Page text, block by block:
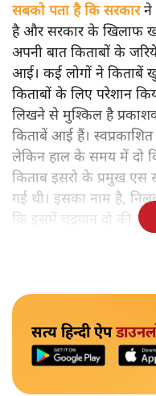
सबको पता है कि सरकारने
है और सरकार के खिलाफ
अपनी बात किताबों के
आई। कई लोगों ने किताबें
किताबों के लिए परेशान
लिखने से मुश्किल है
किताबें आई हैं।
लेकिन हाल के समय में दो
किताब इसरो के प्रमुख एस
गई थी। इसका नाम है,
कि इसमें चंद्रयान दो की
सत्य हिन्दी ऐप